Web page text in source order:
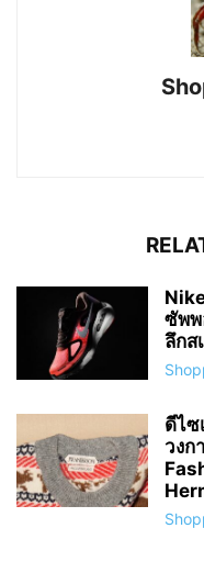
ซัพพ
ลึกส
ดีไซ
วงก